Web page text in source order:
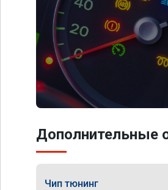
Дополнительные
Чип тюнинг